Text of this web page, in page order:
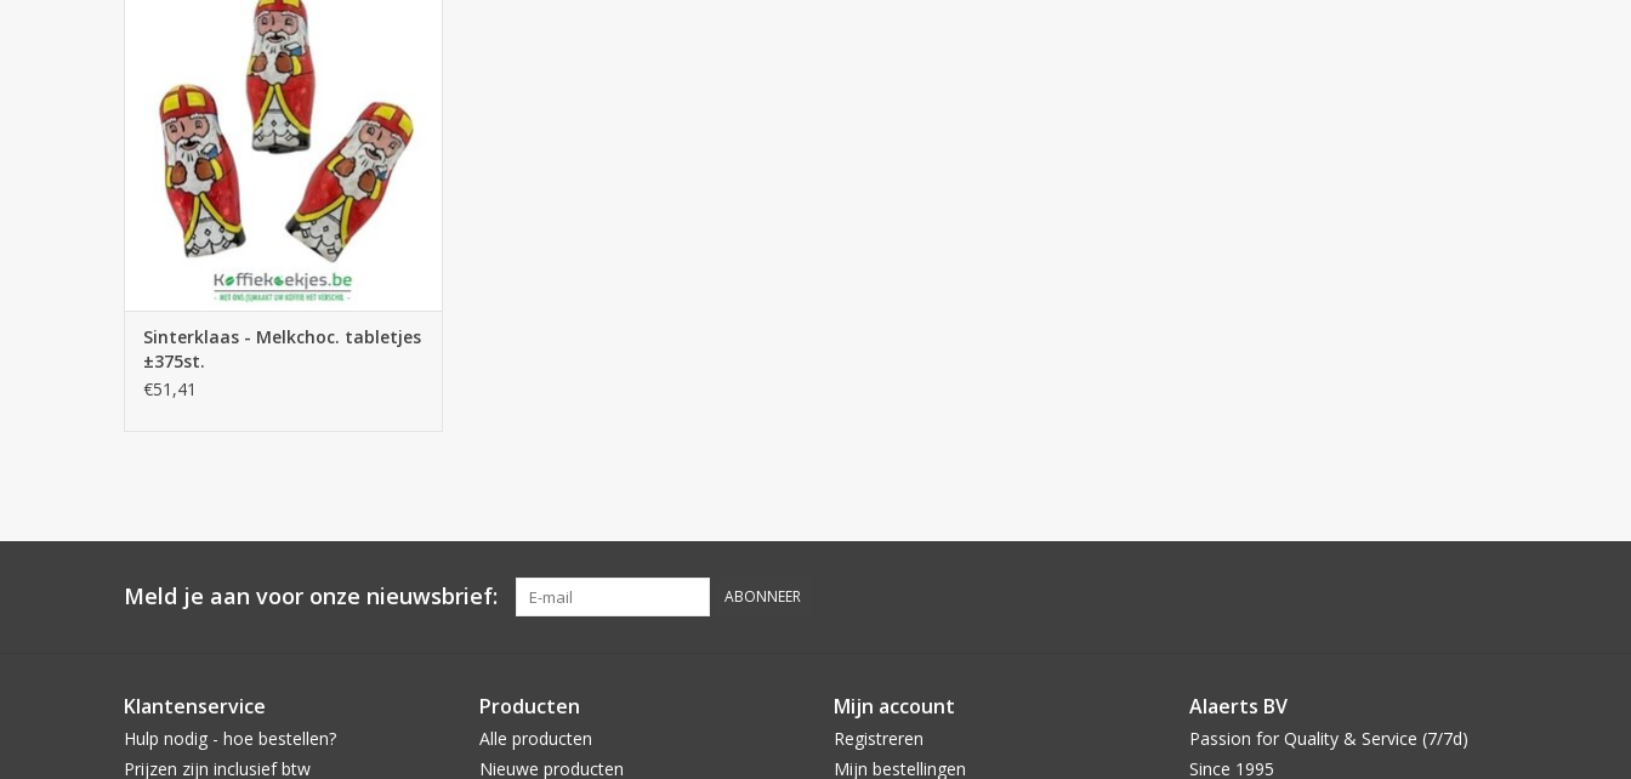
TOEVOEGEN AAN WINKELWAGEN
Sinterklaas - Melkchoc. tabletjes
±375st.
€51,41
Meld je aan voor onze nieuwsbrief: ABONNEER
Klantenservice
Hulp nodig - hoe bestellen?
Prijzen zijn inclusief btw
Producten
Alle producten
Nieuwe producten
Mijn account
Registreren
Mijn bestellingen
Alaerts BV
Passion for Quality & Service (7/7d)
Since 1995